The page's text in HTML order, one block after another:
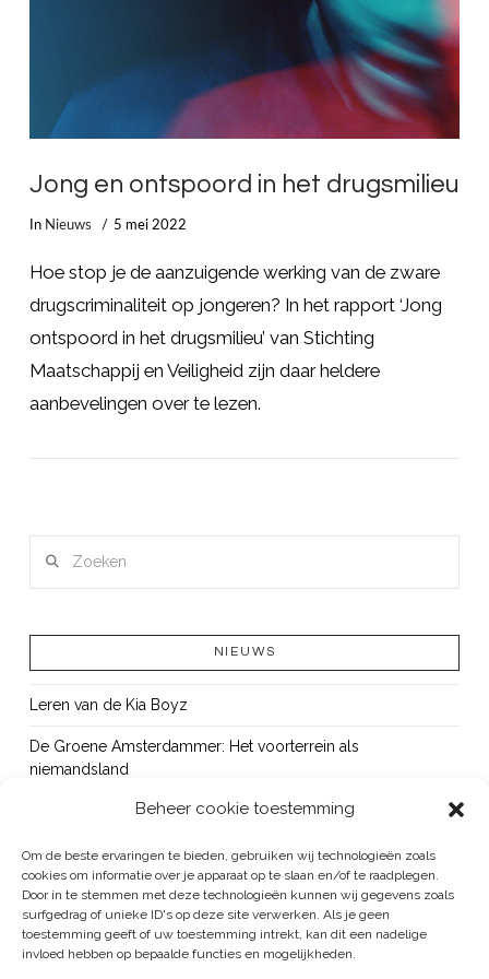
Beheer cookie toestemming
Om de beste ervaringen te bieden, gebruiken wij technologieën zoals
cookies om informatie over je apparaat op te slaan en/of te raadplegen.
Door in te stemmen met deze technologieën kunnen wij gegevens zoals
surfgedrag of unieke ID's op deze site verwerken. Als je geen
toestemming geeft of uw toestemming intrekt, kan dit een nadelige
invloed hebben op bepaalde functies en mogelijkheden.
Jong en ontspoord in het drugsmilieu
In Nieuws 5 mei 2022
Hoe stop je de aanzuigende werking van de zware
drugscriminaliteit op jongeren? In het rapport ‘Jong
ontspoord in het drugsmilieu’ van Stichting
Maatschappij en Veiligheid zijn daar heldere
aanbevelingen over te lezen.
NIEUWS
Leren van de Kia Boyz
De Groene Amsterdammer: Het voorterrein als
niemandsland
Cursus Wapens op school: signaleren, duiden en handelen
OUT!
Bureau Beke ontwikkelt jeugdmonitor Aruba